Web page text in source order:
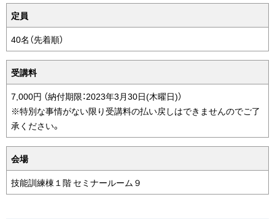
プ
へ
戻
る
定員
40名（先着順）
受講料
7,000円 （納付期限：2023年3月30日(木曜日)）
※特別な事情がない限り受講料の払い戻しはできませんのでご了
承ください。
会場
技能訓練棟１階 セミナールーム９